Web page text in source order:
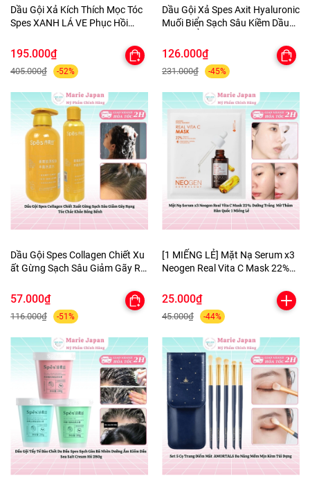
Dầu Gội Xả Kích Thích Mọc Tóc
Spes XANH LÁ VE Phục Hồi
Mượt Phồng Tóc
195.000₫
405.000₫ -52%
Dầu Gội Xả Spes Axit Hyaluronic
Muối Biển Sạch Sâu Kiềm Dầu
Bềnh Chai 600ml
126.000₫
231.000₫ -45%
Dầu Gội Spes Collagen Chiết Xu
ất Gừng Sạch Sâu Giảm Gãy Rụ
57.000₫
116.000₫ -51%
[1 MIẾNG LẺ] Mặt Nạ Serum x3
Neogen Real Vita C Mask 22%
Quốc
25.000₫
45.000₫ -44%